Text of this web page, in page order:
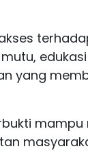
yang